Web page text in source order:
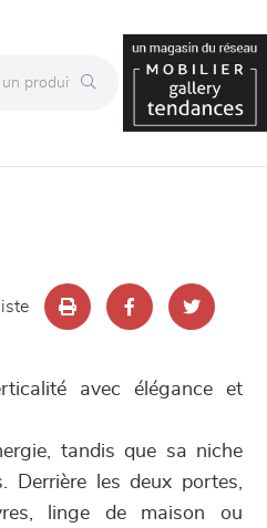
avec élégance et
tandis que sa niche
Derrière les deux portes,
linge de maison ou